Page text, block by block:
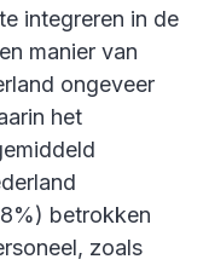
integreren in de
manier van
ongeveer
het
betrokken
zoals